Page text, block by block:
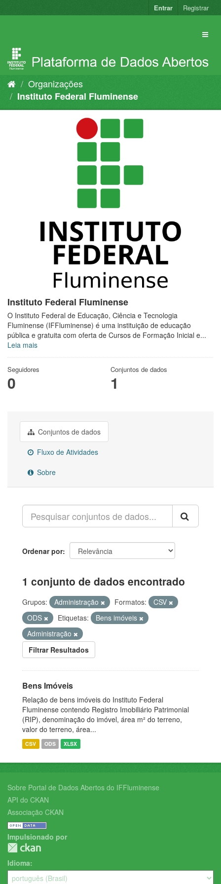
para
Entrar Registrar
Organizações
Instituto Federal Fluminense
Instituto Federal Fluminense
O Instituto Federal de Educação, Ciência e Tecnologia
Fluminense (IFFluminense) é uma instituição de educação
pública e gratuita com oferta de Cursos de Formação Inicial e...
Leia mais
Seguidores
0
Conjuntos de dados
1
Conjuntos de dados
Fluxo de Atividades
Sobre
Ordenar por
1 conjunto de dados encontrado
Grupos: Administração Formatos:
CSV
ODS
Etiquetas:
Bens imóveis
Administração
Filtrar Resultados
Bens Imóveis
Relação de bens imóveis do Instituto Federal
Fluminense contendo Registro Imobiliário Patrimonial
(RIP), denominação do imóvel, área m² do terreno,
valor do terreno, área...
CSV ODS XLSX
Sobre Portal de Dados Abertos do IFFluminense
API do CKAN
Associação CKAN
Impulsionado por
Idioma